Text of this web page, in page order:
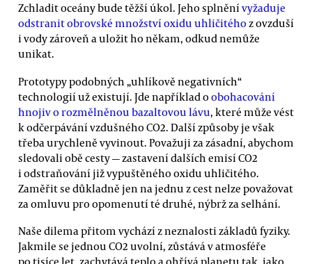
Zchladit oceány bude těžší úkol. Jeho splněnívyžaduje
odstranit obrovské množství oxidu uhličitéhoz ovzduší
i vody zároveň a uložit ho někam, odkud nemůže
unikat.
Prototypy podobných „uhlíkově negativních“
technologií už existují. Jde například oobohacování
hnojiv o rozmělněnou bazaltovou lávu, které může vést
k odčerpávání vzdušného CO2. Další způsoby je však
třeba urychleně vyvinout. Považuji za zásadní, abychom
sledovali obě cesty — zastavení dalších emisí CO2
i odstraňování již vypuštěného oxidu uhličitého.
Zaměřit se důkladně jen na jednu z cest nelze považovat
za omluvu pro opomenutí té druhé, nýbrž za selhání.
Naše dilema přitom vychází z neznalosti základů fyziky.
Jakmile se jednou CO2 uvolní, zůstává v atmosféře